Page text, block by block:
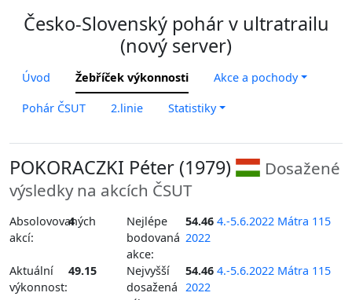
Česko-Slovenský pohár v ultratrailu
(nový server)
Úvod Žebříček výkonnosti Akce a pochody
Pohár ČSUT 2.linie Statistiky
POKORACZKI Péter (1979)
Dosažené
výsledky na akcích ČSUT
Absolovovaných
akcí:
4
Nejlépe
bodovaná
akce:
54.46 4.-5.6.2022 Mátra 115
2022
Aktuální
výkonnost:
49.15
Nejvyšší
dosažená
54.46 4.-5.6.2022 Mátra 115
2022